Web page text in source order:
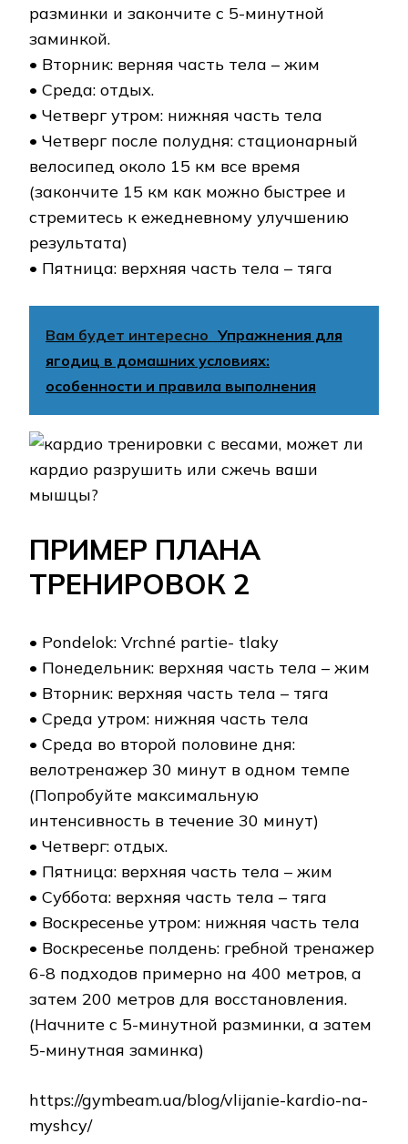
разминки и закончите с 5-минутной
заминкой.
• Вторник: верняя часть тела – жим
• Среда: отдых.
• Четверг утром: нижняя часть тела
• Четверг после полудня: стационарный
велосипед около 15 км все время
(закончите 15 км как можно быстрее и
стремитесь к ежедневному улучшению
результата)
• Пятница: верхняя часть тела – тяга
Вам будет интересно Упражнения для
ягодиц в домашних условиях:
особенности и правила выполнения
ПРИМЕР ПЛАНА
ТРЕНИРОВОК 2
• Pondelok: Vrchné partie- tlaky
• Понедельник: верхняя часть тела – жим
• Вторник: верхняя часть тела – тяга
• Среда утром: нижняя часть тела
• Среда во второй половине дня:
велотренажер 30 минут в одном темпе
(Попробуйте максимальную
интенсивность в течение 30 минут)
• Четверг: отдых.
• Пятница: верхняя часть тела – жим
• Суббота: верхняя часть тела – тяга
• Воскресенье утром: нижняя часть тела
• Воскресенье полдень: гребной тренажер
6-8 подходов примерно на 400 метров, а
затем 200 метров для восстановления.
(Начните с 5-минутной разминки, а затем
5-минутная заминка)
https://gymbeam.ua/blog/vlijanie-kardio-na-
myshcy/